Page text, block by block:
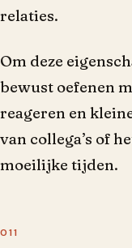
relaties.
Om deze
bewust oefenen
reageren en
van collega’s of
moeilijke tijden.